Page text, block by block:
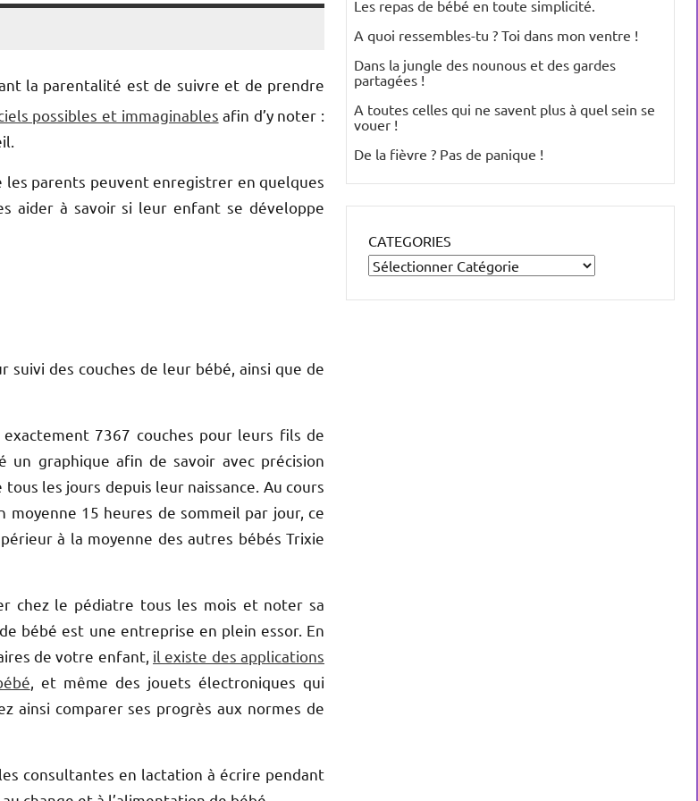
la parentalité est de suivre et de prendre
possibles et immaginables afin d’y noter :
les parents peuvent enregistrer en quelques
aider à savoir si leur enfant se développe
suivi des couches de leur bébé, ainsi que de
exactement 7367 couches pour leurs fils de
un graphique afin de savoir avec précision
les jours depuis leur naissance. Au cours
15 heures de sommeil par jour, ce
à la moyenne des autres bébés Trixie
chez le pédiatre tous les mois et noter sa
bébé est une entreprise en plein essor. En
de votre enfant, il existe des applications
, et même des jouets électroniques qui
ainsi comparer ses progrès aux normes de
consultantes en lactation à écrire pendant
Les repas de bébé en toute simplicité.
A quoi ressembles-tu ? Toi dans mon ventre !
Dans la jungle des nounous et des gardes
partagées !
A toutes celles qui ne savent plus à quel sein se
vouer !
De la fièvre ? Pas de panique !
CATEGORIES